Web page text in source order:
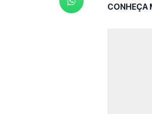
CONHEÇA